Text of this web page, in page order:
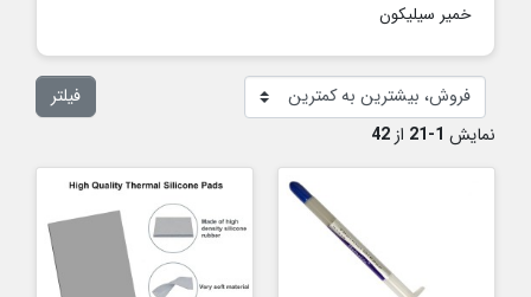
خمیر سیلیکون
فیلتر
نمایش 1-21 از 42